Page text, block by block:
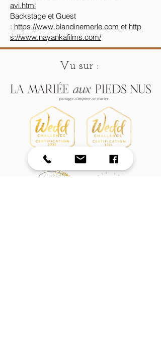
avi.html
Backstage et Guest
: https://www.blandinemerle.com et http
s://www.nayankafilms.com/
Vu sur :